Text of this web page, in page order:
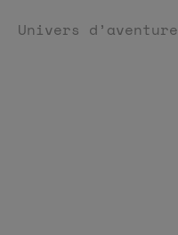
Univers d’aventure